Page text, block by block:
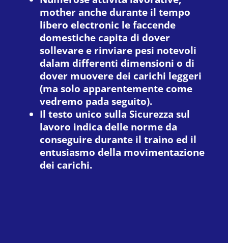
mother anche durante il tempo
libero electronic le faccende
domestiche capita di dover
sollevare e rinviare pesi notevoli
dalam differenti dimensioni o di
dover muovere dei carichi leggeri
(ma solo apparentemente come
vedremo pada seguito).
Il testo unico sulla Sicurezza sul
lavoro indica delle norme da
conseguire durante il traino ed il
entusiasmo della movimentazione
dei carichi.